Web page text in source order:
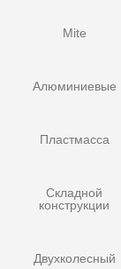
Mite
Алюминиевые
Пластмасса
Складной
конструкции
Двухколесный